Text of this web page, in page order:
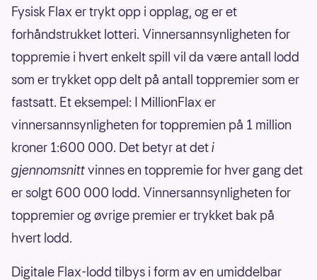
Fysisk Flax er trykt opp i opplag, og er et
forhåndstrukket lotteri. Vinnersannsynligheten for
toppremie i hvert enkelt spill vil da være antall lodd
som er trykket opp delt på antall toppremier som er
fastsatt. Et eksempel: I MillionFlax er
vinnersannsynligheten for toppremien på 1 million
kroner 1:600 000. Det betyr at deti
gjennomsnittvinnes en toppremie for hver gang det
er solgt 600 000 lodd. Vinnersannsynligheten for
toppremier og øvrige premier er trykket bak på
hvert lodd.
Digitale Flax-lodd tilbys i form av en umiddelbar